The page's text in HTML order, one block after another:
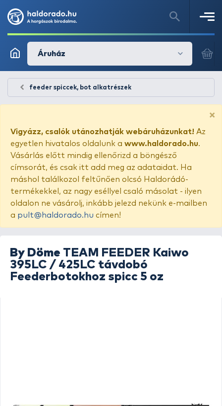
Áruház
feeder spiccek, bot alkatrészek
×
Vigyázz, csalók utánozhatják webáruházunkat! Az
egyetlen hivatalos oldalunk a www.haldorado.hu.
Vásárlás előtt mindig ellenőrizd a böngésző
címsorát, és csak itt add meg az adataidat. Ha
máshol találkozol feltűnően olcsó Haldorádó-
termékekkel, az nagy eséllyel csaló másolat - ilyen
oldalon ne vásárolj, inkább jelezd nekünk e-mailben
a pult@haldorado.hu címen!
By Döme TEAM FEEDER Kaiwo
395LC / 425LC távdobó
Feederbotokhoz spicc 5 oz